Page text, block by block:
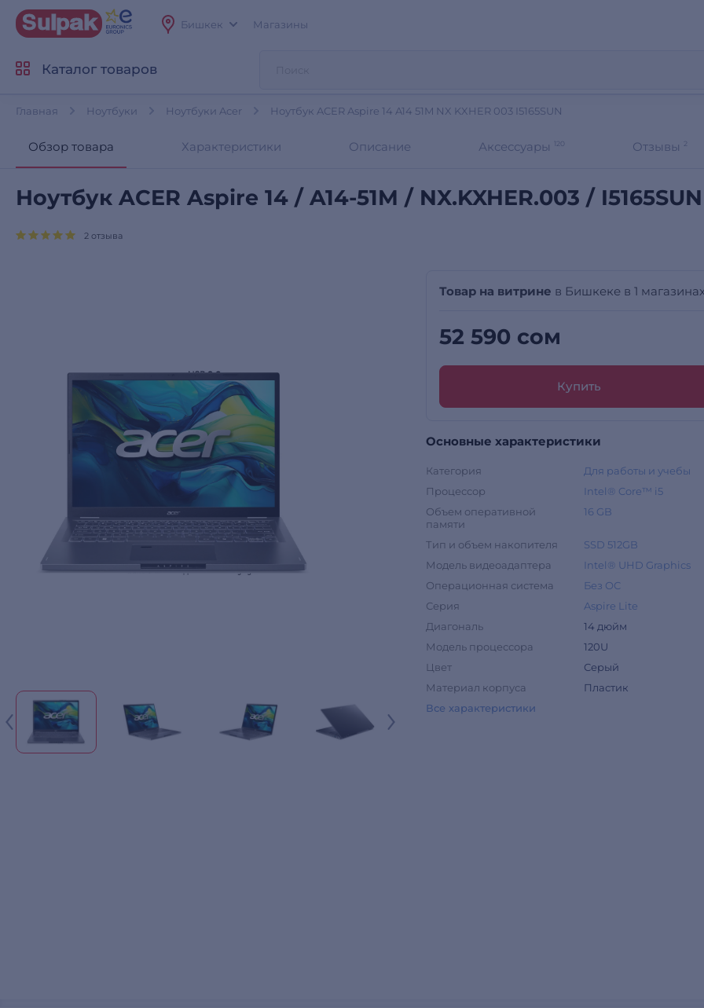
Бишкек Магазины
Каталог товаров
Главная Ноутбуки Ноутбуки Acer Ноутбук ACER Aspire 14 A14 51M NX KXHER 003 I5165SUN
Обзор товара Характеристики Описание Аксессуары 120 Отзывы 2
Ноутбук ACER Aspire 14 / A14-51M / NX.KXHER.003 / I5165SUN
2 отзыва
Товар на витрине в Бишкеке в 1
52 590 сом
Купить
Основные характеристики
Категория
Для работы и учебы
Процессор
Intel® Core™ i5
Объем оперативной
памяти
16 GB
Тип и объем накопителя
SSD 512GB
Модель видеоадаптера
Intel® UHD Graphics
Операционная система
Без ОС
Серия
Aspire Lite
Диагональ
14 дюйм
Модель процессора
120U
Цвет
Серый
Материал корпуса
Пластик
Все характеристики